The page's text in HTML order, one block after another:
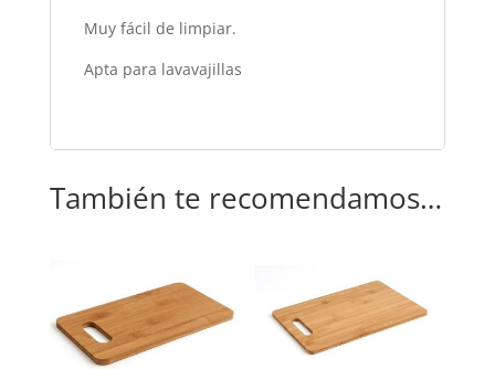
Muy fácil de limpiar.
Apta para lavavajillas
También te recomendamos…